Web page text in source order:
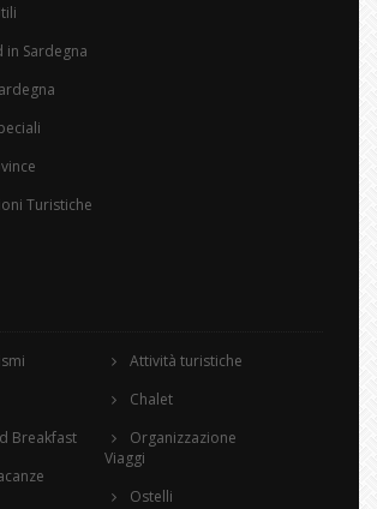
in Sardegna
Turistiche
Breakfast
Attività turistiche
Chalet
Organizzazione
Viaggi
Ostelli